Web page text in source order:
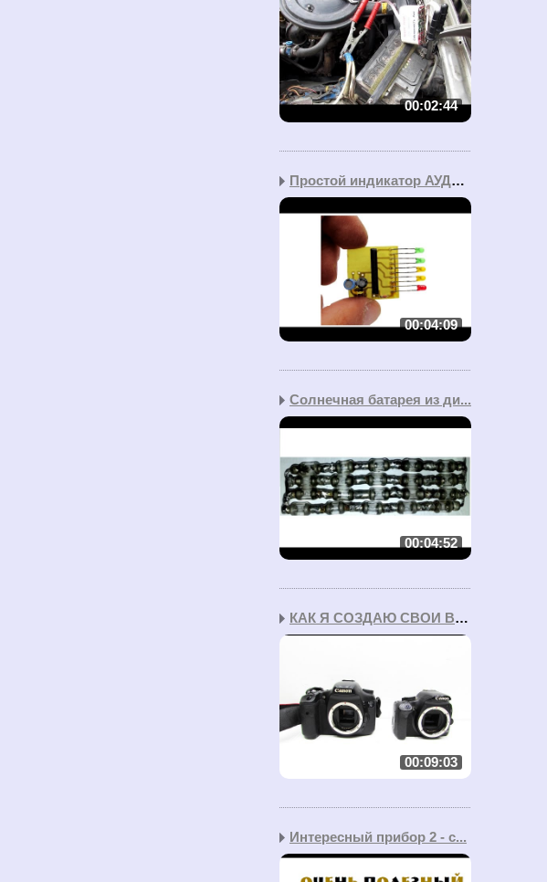
00:02:44
Простой индикатор АУДИО...
00:04:09
Солнечная батарея из ди...
00:04:52
КАК Я СОЗДАЮ СВОИ ВИДЕО...
00:09:03
Интересный прибор 2 - с...